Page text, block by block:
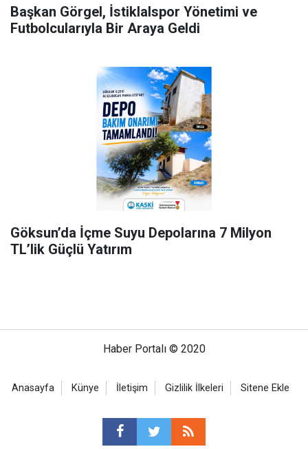
Başkan Görgel, İstiklalspor Yönetimi ve
Futbolcularıyla Bir Araya Geldi
Göksun’da İçme Suyu Depolarına 7 Milyon
TL’lik Güçlü Yatırım
Haber Portalı © 2020
Anasayfa Künye İletişim Gizlilik İlkeleri Sitene Ekle